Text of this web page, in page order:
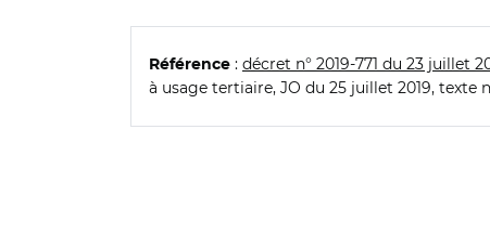
Référence : décret n° 2019-771 du 23 juillet
à usage tertiaire, JO du 25 juillet 2019, texte